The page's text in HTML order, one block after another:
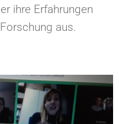
ihre Erfahrungen
aus.